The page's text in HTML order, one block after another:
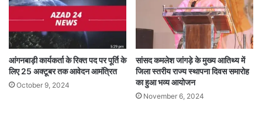
आंगनबाड़ी कार्यकर्ता के रिक्त पद पर पूर्ति के
लिए 25 अक्टूबर तक आवेदन आमंत्रित
October 9, 2024
सांसद कमलेश जांगड़े के मुख्य आतिथ्य में
जिला स्तरीय राज्य स्थापना दिवस समारोह
का हुआ भव्य आयोजन
November 6, 2024